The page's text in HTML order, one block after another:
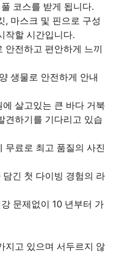
코스를 받게 됩니다.
, 마스크 및 핀으로 구성
작할 시간입니다.
안전하고 편안하게 느끼
생물로 안전하게 안내
살고있는 큰 바다 거북
견하기를 기다리고 있습
무료로 최고 품질의 사진
긴 첫 다이빙 경험의 라
문제없이 10 년부터 가
지고 있으며 서두르지 않